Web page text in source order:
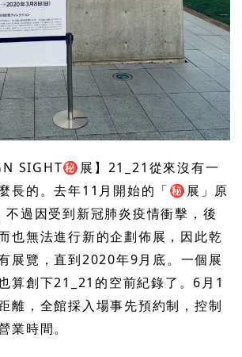
SIGHT㊙展】21_21從來沒有一
長的。去年11月開始的「㊙展」原
過因受到新冠肺炎疫情衝擊，後
也無法進行新的企劃佈展，因此乾
展覽，直到2020年9月底。一個展
算創下21_21的空前紀錄了。6月1
離，全館採入場事先預約制，控制
業時間。